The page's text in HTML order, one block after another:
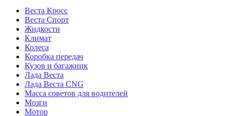
Веста Кросс
Веста Спорт
Жидкости
Климат
Колеса
Коробка передач
Кузов и багажник
Лада Веста
Лада Веста CNG
Масса советов для водителей
Мозги
Мотор